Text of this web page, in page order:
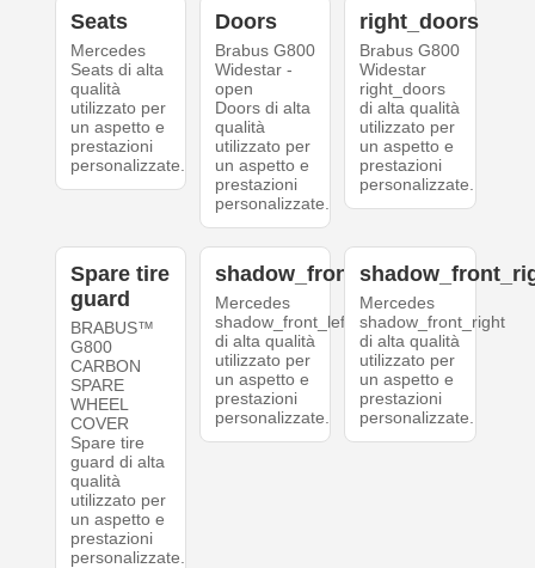
Seats
Mercedes
Seats di alta
qualità
utilizzato per
un aspetto e
prestazioni
personalizzate.
Doors
Brabus G800
Widestar -
open
Doors di alta
qualità
utilizzato per
un aspetto e
prestazioni
personalizzate.
right_doors
Brabus G800
Widestar
right_doors
di alta qualità
utilizzato per
un aspetto e
prestazioni
personalizzate.
Spare tire
guard
BRABUS™
G800
CARBON
SPARE
WHEEL
COVER
Spare tire
guard di alta
qualità
utilizzato per
un aspetto e
prestazioni
personalizzate.
shadow_front_left
Mercedes
shadow_front_left
di alta qualità
utilizzato per
un aspetto e
prestazioni
personalizzate.
Mercedes
shadow_front_right
di alta qualità
utilizzato per
un aspetto e
prestazioni
personalizzate.